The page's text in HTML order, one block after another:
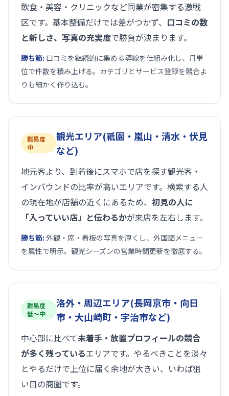
飲食・美容・クリニックなど同業が密集する激戦
区です。基本整備だけでは差がつかず、 口コミの数
と新しさ、写真の充実度で勝負が決まります。
勝ち筋: 口コミを継続的に集める導線を仕組み化し、月単
位で件数を積み上げる。カテゴリとサービス登録を競合よ
りも細かく作り込む。
難易度
中
観光エリア(祇園・嵐山・清水・伏見
など)
地元客より、到着後にスマホで店を探す観光客・
インバウンドの比率が高いエリアです。検索する人
の現在地が店舗の近くにあるため、 初見の人に
「入っていい店」と伝わるかが来店を左右します。
勝ち筋: 外観・席・看板の写真を厚くし、外国語メニュー
を属性で明示。観光シーズンの営業時間更新を徹底する。
難易度
低〜中
洛外・周辺エリア(長岡京市・向日
市・大山崎町・宇治市など)
中心部に比べて未着手・放置プロフィールの競合
が多く残っているエリアです。やるべきことを淡々
とやるだけで上位に届く余地が大きい、いわば狙
い目の商圏です。